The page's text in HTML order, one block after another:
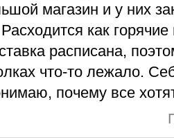
магазин и у них
как
расписана,
что-то лежало.
почему все